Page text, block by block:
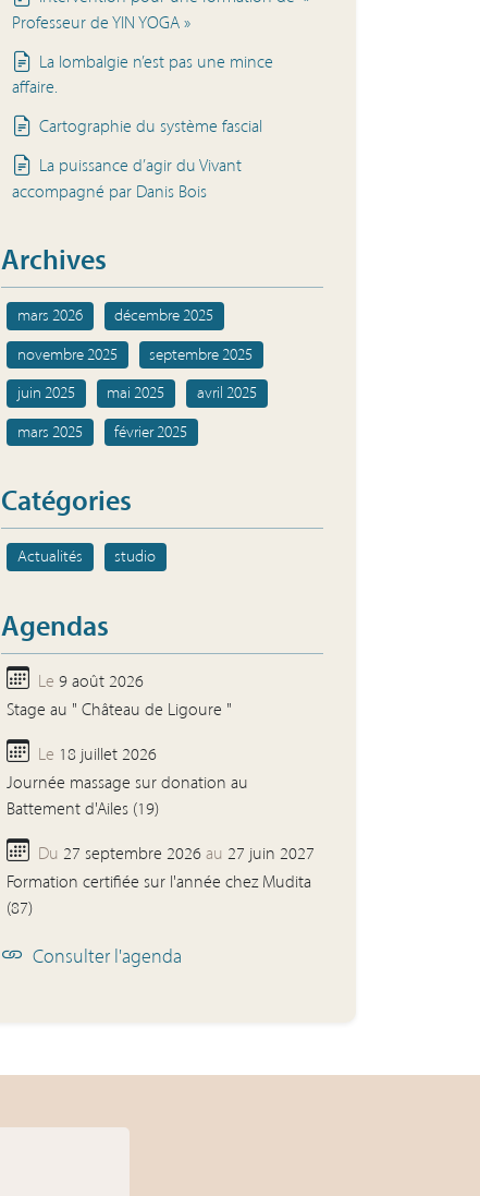
Professeur de YIN YOGA »
La lombalgie n’est pas une mince
affaire.
Cartographie du système fascial
La puissance d’agir du Vivant
accompagné par Danis Bois
Archives
mars 2026
décembre 2025
novembre 2025
septembre 2025
juin 2025
mai 2025
avril 2025
mars 2025
février 2025
Catégories
Actualités studio
Agendas
Le 9 août 2026
Stage au " Château de Ligoure "
Le 18 juillet 2026
Journée massage sur donation au
Battement d'Ailes (19)
Du 27 septembre 2026 au 27 juin 2027
Formation certifiée sur l'année chez Mudita
(87)
Consulter l'agenda